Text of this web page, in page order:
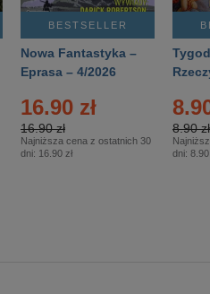
BESTSELLER
Nowa Fantastyka –
Eprasa – 4/2026
16.90 zł
16.90 zł
Najniższa cena z ostatnich 30
dni: 16.90 zł
8.90 zł
dni: 8.90